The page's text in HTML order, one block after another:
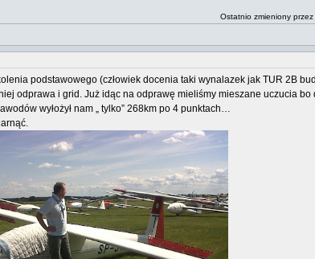
Ostatnio zmieniony przez
podstawowego (człowiek docenia taki wynalazek jak TUR 2B
odprawa i grid. Już idąc na odprawę mieliśmy mieszane uczucia bo
wyłożył nam „ tylko” 268km po 4 punktach…